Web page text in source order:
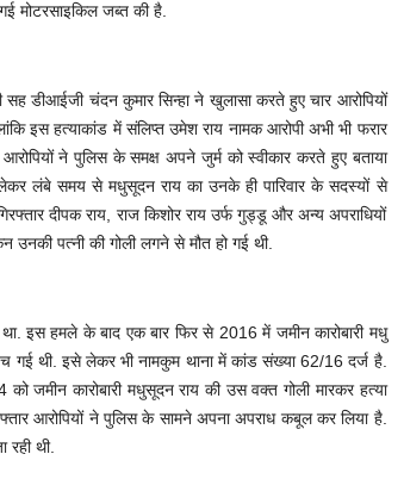
मोटरसाइकिल जब्त की है.
सह डीआईजी चंदन कुमार सिन्हा ने खुलासा करते हुए चार आरोपियों
इस हत्याकांड में संलिप्त उमेश राय नामक आरोपी अभी भी फरार
आरोपियों ने पुलिस के समक्ष अपने जुर्म को स्वीकार करते हुए बताया
लंबे समय से मधुसूदन राय का उनके ही पारिवार के सदस्यों से
दीपक राय, राज किशोर राय उर्फ गुड्डू और अन्य अपराधियों
उनकी पत्नी की गोली लगने से मौत हो गई थी.
इस हमले के बाद एक बार फिर से 2016 में जमीन कारोबारी मधु
गई थी. इसे लेकर भी नामकुम थाना में कांड संख्या 62/16 दर्ज है.
जमीन कारोबारी मधुसूदन राय की उस वक्त गोली मारकर हत्या
आरोपियों ने पुलिस के सामने अपना अपराध कबूल कर लिया है.
थी.